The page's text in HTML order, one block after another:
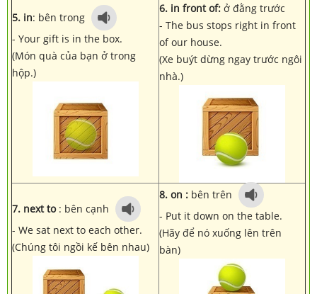
5. in: bên trong
- Your gift is in the box.
(Món quà của bạn ở trong
hộp.)
6. in front of: ở đằng trước
- The bus stops right in front
of our house.
(Xe buýt dừng ngay trước ngôi
nhà.)
7. next to: bên cạnh
- We sat next to each other.
(Chúng tôi ngồi kế bên nhau)
8. on : bên trên
- Put it down on the table.
(Hãy để nó xuống lên trên
bàn)